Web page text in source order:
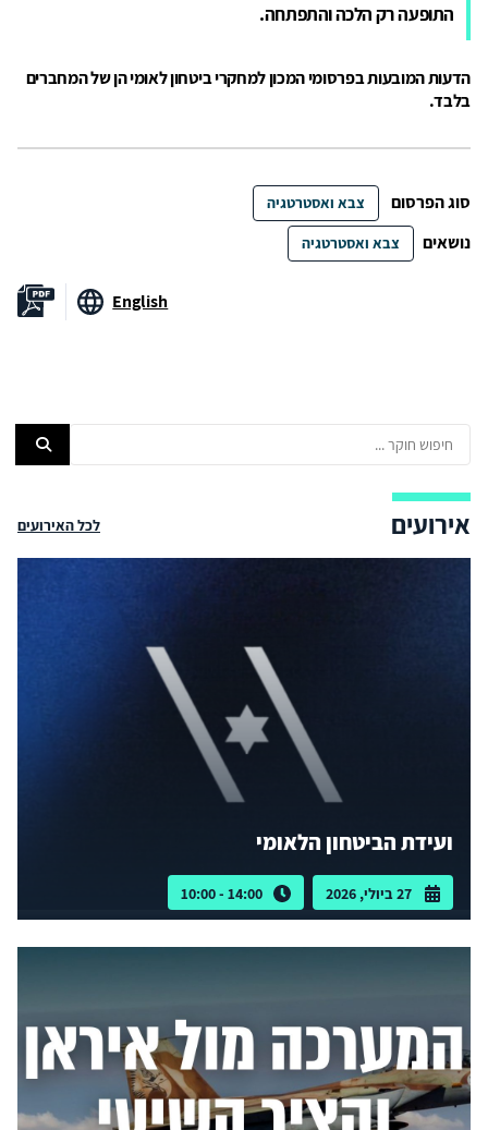
התופעה רק הלכה והתפתחה.
הדעות המובעות בפרסומי המכון למחקרי ביטחון לאומי הן של המחברים
בלבד.
סוג הפרסום צבא ואסטרטגיה
נושאים צבא ואסטרטגיה
English
אירועים לכל האירועים
ועידת הביטחון הלאומי
27 ביולי, 2026 14:00 - 10:00